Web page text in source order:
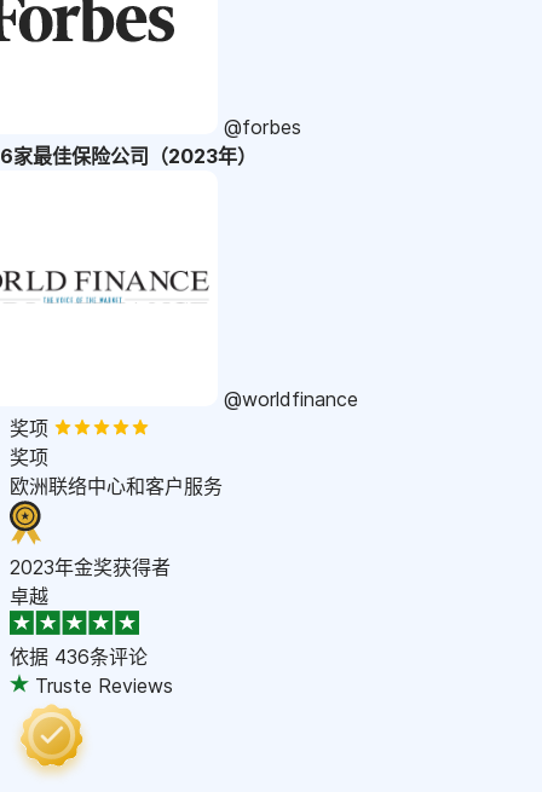
@forbes
家最佳保险公司（2023年）
@worldfinance
奖项
奖项
欧洲联络中心和客户服务
2023年金奖获得者
卓越
依据 436条评论
Truste Reviews